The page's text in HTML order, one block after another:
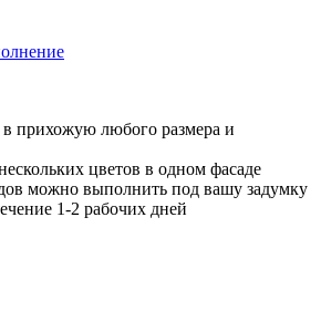
прихожую любого размера и
цветов в одном фасаде
можно выполнить под вашу задумку
1-2 рабочих дней